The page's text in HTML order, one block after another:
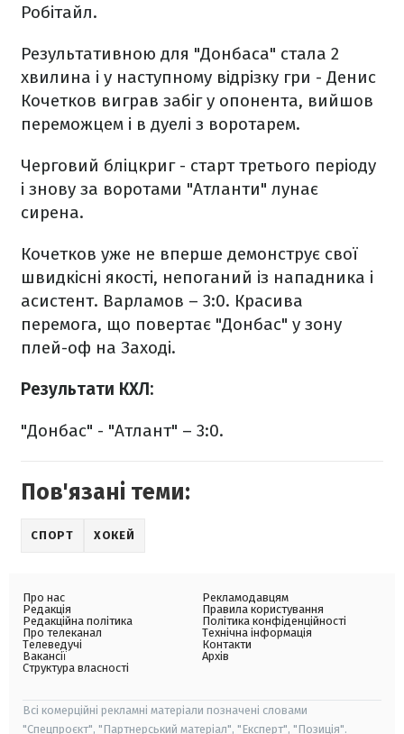
Робітайл.
Результативною для "Донбаса" стала 2
хвилина і у наступному відрізку гри - Денис
Кочетков виграв забіг у опонента, вийшов
переможцем і в дуелі з воротарем.
Черговий бліцкриг - старт третього періоду
і знову за воротами "Атланти" лунає
сирена.
Кочетков уже не вперше демонструє свої
швидкісні якості, непоганий із нападника і
асистент. Варламов – 3:0. Красива
перемога, що повертає "Донбас" у зону
плей-оф на Заході.
Результати КХЛ:
"Донбас" - "Атлант" – 3:0.
Пов'язані теми:
СПОРТ ХОКЕЙ
Про нас
Редакція
Редакційна політика
Про телеканал
Телеведучі
Вакансії
Структура власності
Рекламодавцям
Правила користування
Політика конфіденційності
Технічна інформація
Контакти
Архів
Всі комерційні рекламні матеріали позначені словами
"Спецпроєкт", "Партнерський матеріал", "Експерт", "Позиція".